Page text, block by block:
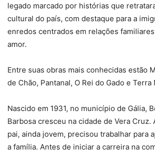
legado marcado por histórias que
cultural do país, com destaque para a
enredos centrados em relações
amor.
Entre suas obras mais conhecidas estão
de Chão, Pantanal, O Rei do Gado e Terra
Nascido em 1931, no município de Gália,
Barbosa cresceu na cidade de Vera Cruz.
pai, ainda jovem, precisou trabalhar para
a família. Antes de iniciar a carreira na